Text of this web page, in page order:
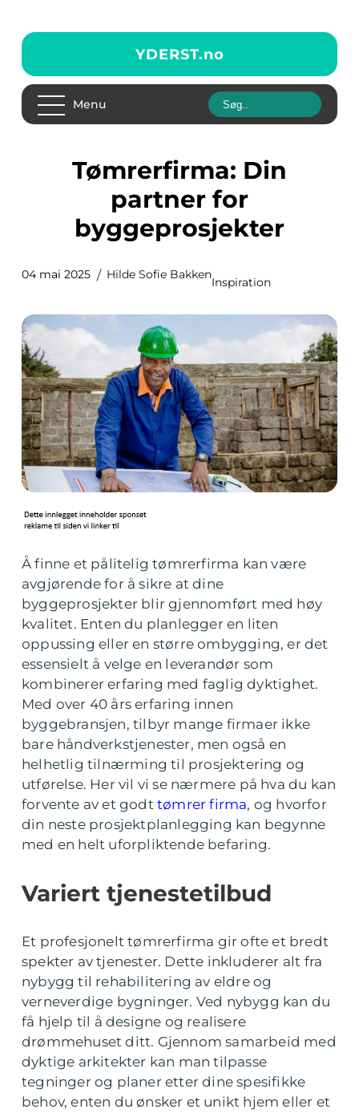
YDERST.no
Menu
Tømrerfirma: Din
partner for
byggeprosjekter
04 mai 2025 Hilde Sofie Bakken
Inspiration
Å finne et pålitelig tømrerfirma kan være
avgjørende for å sikre at dine
byggeprosjekter blir gjennomført med høy
kvalitet. Enten du planlegger en liten
oppussing eller en større ombygging, er det
essensielt å velge en leverandør som
kombinerer erfaring med faglig dyktighet.
Med over 40 års erfaring innen
byggebransjen, tilbyr mange firmaer ikke
bare håndverkstjenester, men også en
helhetlig tilnærming til prosjektering og
utførelse. Her vil vi se nærmere på hva du kan
forvente av et godt tømrer firma, og hvorfor
din neste prosjektplanlegging kan begynne
med en helt uforpliktende befaring.
Variert tjenestetilbud
Et profesjonelt tømrerfirma gir ofte et bredt
spekter av tjenester. Dette inkluderer alt fra
nybygg til rehabilitering av eldre og
verneverdige bygninger. Ved nybygg kan du
få hjelp til å designe og realisere
drømmehuset ditt. Gjennom samarbeid med
dyktige arkitekter kan man tilpasse
tegninger og planer etter dine spesifikke
behov, enten du ønsker et unikt hjem eller et